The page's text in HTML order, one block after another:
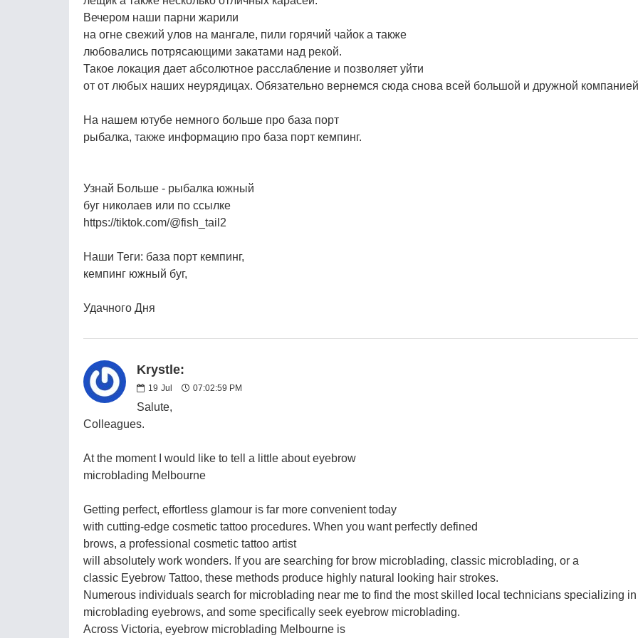
Вечером наши парни жарили
на огне свежий улов на мангале, пили горячий чайок а также
любовались потрясающими закатами над рекой.
Такое локация дает абсолютное расслабление и позволяет уйти
от от любых наших неурядицах. Обязательно вернемся сюда снова всей большой и дружной компанией
На нашем ютубе немного больше про база порт
рыбалка, также информацию про база порт кемпинг.
Узнай Больше - рыбалка южный
буг николаев или по ссылке
https://tiktok.com/@fish_tail2
Наши Теги: база порт кемпинг,
кемпинг южный буг,
Удачного Дня
Krystle:
19 Jul 07:02:59 PM
Salute,
Colleagues.
At the moment I would like to tell a little about eyebrow
microblading Melbourne
Getting perfect, effortless glamour is far more convenient today
with cutting-edge cosmetic tattoo procedures. When you want perfectly defined
brows, a professional cosmetic tattoo artist
will absolutely work wonders. If you are searching for brow microblading, classic microblading, or a
classic Eyebrow Tattoo, these methods produce highly natural looking hair strokes.
Numerous individuals search for microblading near me to find the most skilled local technicians specializing in
microblading eyebrows, and some specifically seek eyebrow microblading.
Across Victoria, eyebrow microblading Melbourne is